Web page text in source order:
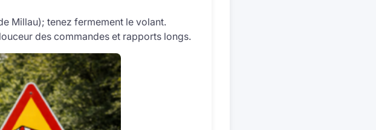
Millau); tenez fermement le volant.
des commandes et rapports longs.